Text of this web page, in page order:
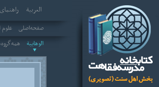
العربیة
صفحه‌اصلی علوم
الوهابية